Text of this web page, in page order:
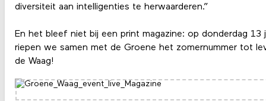
diversiteit aan intelligenties te herwaarderen.”
En het bleef niet bij een print magazine: op donderdag 13
riepen we samen met de Groene het zomernummer tot
de Waag!